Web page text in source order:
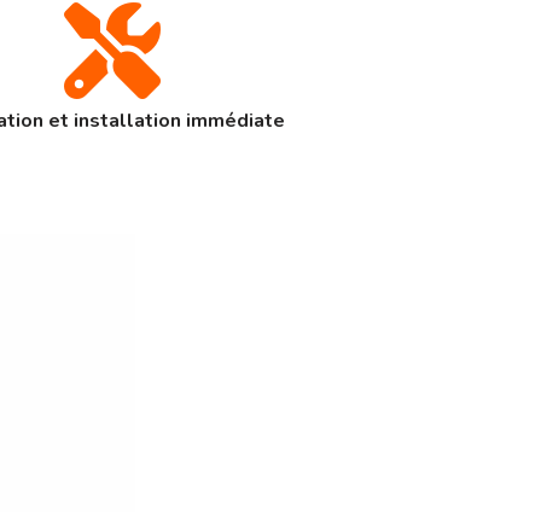
et installation immédiate